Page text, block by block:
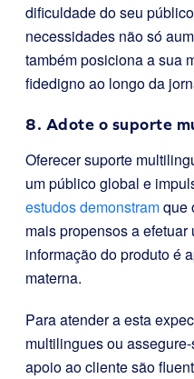
dificuldade do seu
necessidades não só
também posiciona a sua
fidedigno ao longo da
8. Adote o suporte
Oferecer suporte
um público global e
estudos demonstramque
mais propensos a
informação do produto é
materna.
Para atender a esta
multilingues ou
apoio ao cliente são